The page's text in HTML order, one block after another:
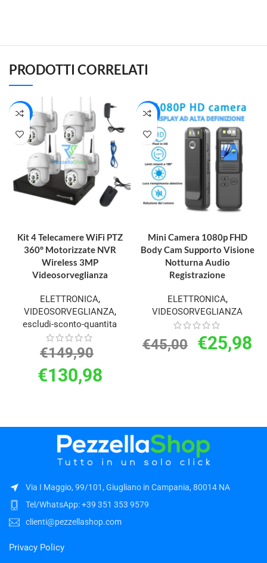
PRODOTTI CORRELATI
-13%
Kit 4 Telecamere WiFi PTZ
360° Motorizzate NVR
Wireless 3MP
Videosorveglianza
ELETTRONICA,
VIDEOSORVEGLIANZA,
escludi-sconto-quantita
€149,90
€130,98
-42%
Mini Camera 1080p FHD
Body Cam Supporto Visione
Notturna Audio
Registrazione
ELETTRONICA,
VIDEOSORVEGLIANZA
€45,00 €25,98
Via I Maggio, 99/101, Giugliano in Campania, 80014 NA
Tel/WhatsApp: +39 351 353 9579
clienti@pezzellashop.com
Privacy Policy